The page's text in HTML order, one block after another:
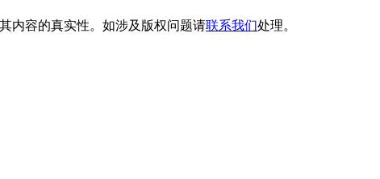
内容的真实性。如涉及版权问题请联系我们处理。